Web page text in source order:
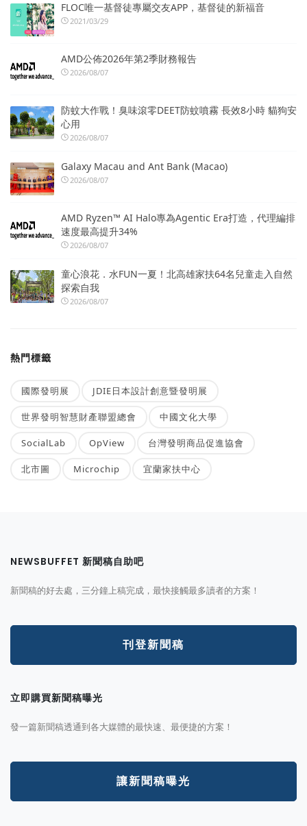
FLOC唯一基督徒專屬交友APP，基督徒的新福音
2021/03/29
AMD公佈2026年第2季財務報告
2026/08/07
防蚊大作戰！臭味滾零DEET防蚊噴霧 長效8小時 貓狗安
心用
2026/08/07
Galaxy Macau and Ant Bank (Macao)
2026/08/07
AMD Ryzen™ AI Halo專為Agentic Era打造，代理編排
速度最高提升34%
2026/08/07
童心浪花．水FUN一夏！北高雄家扶64名兒童走入自然
探索自我
2026/08/07
熱門標籤
國際發明展 JDIE日本設計創意暨發明展
世界發明智慧財產聯盟總會 中國文化大學
SocialLab OpView 台灣發明商品促進協會
北市圖 Microchip 宜蘭家扶中心
NEWSBUFFET 新聞稿自助吧
新聞稿的好去處，三分鐘上稿完成，最快接觸最多讀者的方案！
刊登新聞稿
立即購買新聞稿曝光
發一篇新聞稿透通到各大媒體的最快速、最便捷的方案！
讓新聞稿曝光